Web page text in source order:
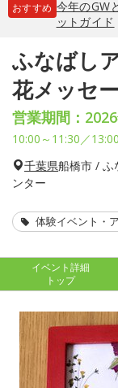
おすすめ 今年のGW
ットガイド
ふなばし
花メッセ
営業期間：
10:00～11:30／
千葉県船橋市 /
ンター
体験イベント・
イベント詳細
トップ